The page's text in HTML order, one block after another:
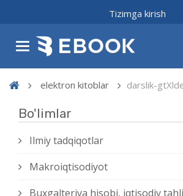
Tizimga kirish
elektron kitoblar darslik-
Bo'limlar
Ilmiy tadqiqotlar
Makroiqtisodiyot
Buxgalteriya hisobi, iqtisodiy